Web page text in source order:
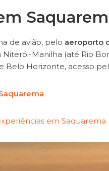
de avião, pelo aeroporto
Niterói-Manilha (até Rio
Belo Horizonte, acesso
em Saquarema